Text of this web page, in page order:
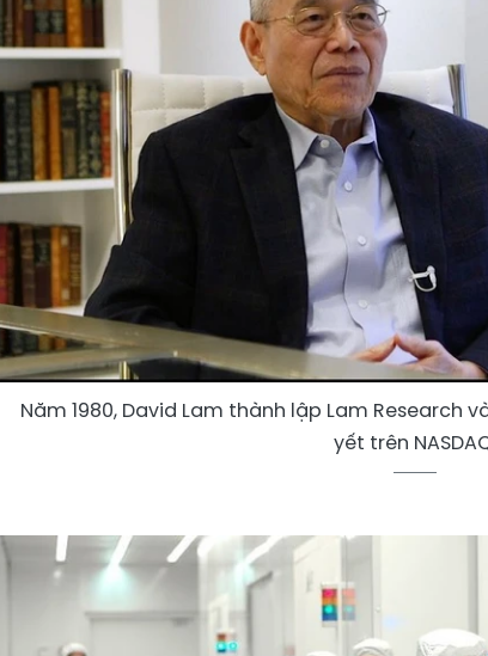
Năm 1980, David Lam thành lập Lam Research
yết trên